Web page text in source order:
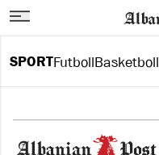
SPORTFutbollBasketboll